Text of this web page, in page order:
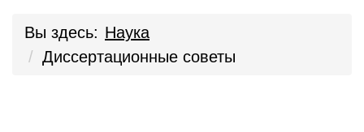
Вы здесь: Наука
Диссертационные советы